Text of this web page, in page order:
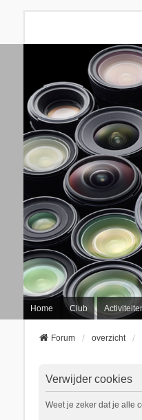
Home Club
Forum overzicht
Verwijder cookies
Weet je zeker dat je alle